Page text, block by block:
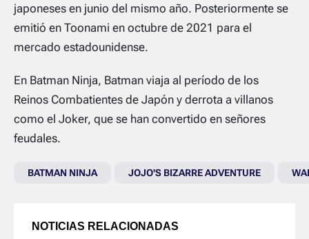
japoneses en junio del mismo año. Posteriormente se
emitió en Toonami en octubre de 2021 para el
mercado estadounidense.
En Batman Ninja, Batman viaja al período de los
Reinos Combatientes de Japón y derrota a villanos
como el Joker, que se han convertido en señores
feudales.
BATMAN NINJA JOJO'S BIZARRE ADVENTURE
NOTICIAS RELACIONADAS